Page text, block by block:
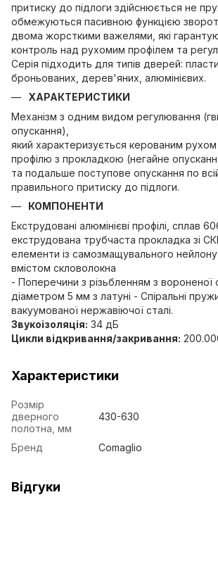
притиску до підлоги здійснюється не
обмежуються пасивною функцією
двома жорсткими важелями, які
контроль над рухомим профілем та
Серія підходить для типів дверей:
броньованих, дерев'яних, алюмінієвих.
ХАРАКТЕРИСТИКИ
Механізм з одним видом регулювання
опускання),
який характеризується керованим
профілю з прокладкою (негайне
та подальше поступове опускання по
правильного притиску до підлоги.
КОМПОНЕНТИ
Екструдовані алюмінієві профілі, сплав
екструдована трубчаста прокладка зі
елементи із самозмащувального
вмістом скловолокна
- Поперечини з різьбленням з вороненої
діаметром 5 мм з латуні - Спіральні
вакуумованої нержавіючої сталі.
Звукоізоляція: 34 дБ
Цикли відкривання/закривання:
Характеристики
Розмір
дверного
полотна, мм
430-630
Бренд Comaglio
Відгуки